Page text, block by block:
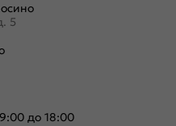
5
до 18:00